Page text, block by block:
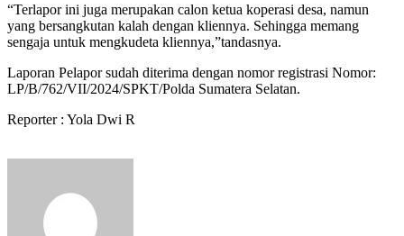
“Terlapor ini juga merupakan calon ketua koperasi desa, namun
yang bersangkutan kalah dengan kliennya. Sehingga memang
sengaja untuk mengkudeta kliennya,”tandasnya.
Laporan Pelapor sudah diterima dengan nomor registrasi Nomor:
LP/B/762/VII/2024/SPKT/Polda Sumatera Selatan.
Reporter : Yola Dwi R